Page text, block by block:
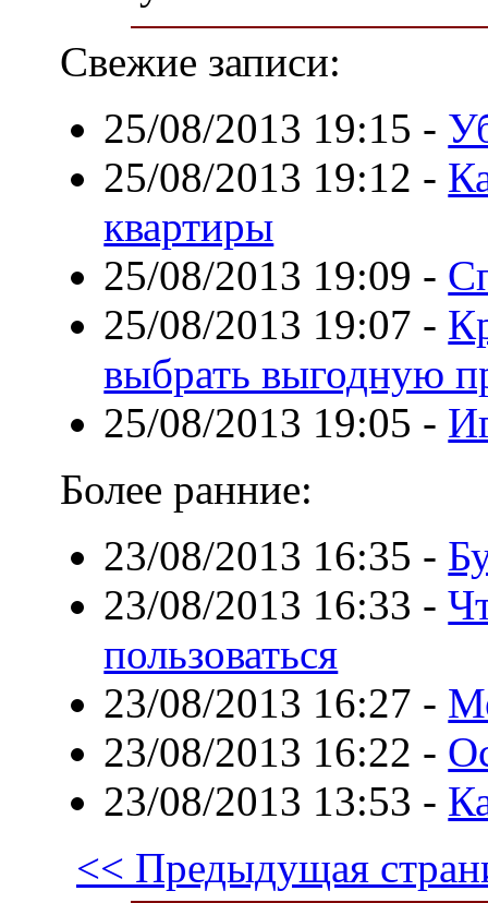
Свежие записи:
25/08/2013 19:15 -
25/08/2013 19:12 -
квартиры
25/08/2013 19:09 -
25/08/2013 19:07 -
выбрать выгодную
25/08/2013 19:05 -
Более ранние:
23/08/2013 16:35 -
23/08/2013 16:33 -
пользоваться
23/08/2013 16:27 -
23/08/2013 16:22 -
23/08/2013 13:53 -
<< Предыдущая